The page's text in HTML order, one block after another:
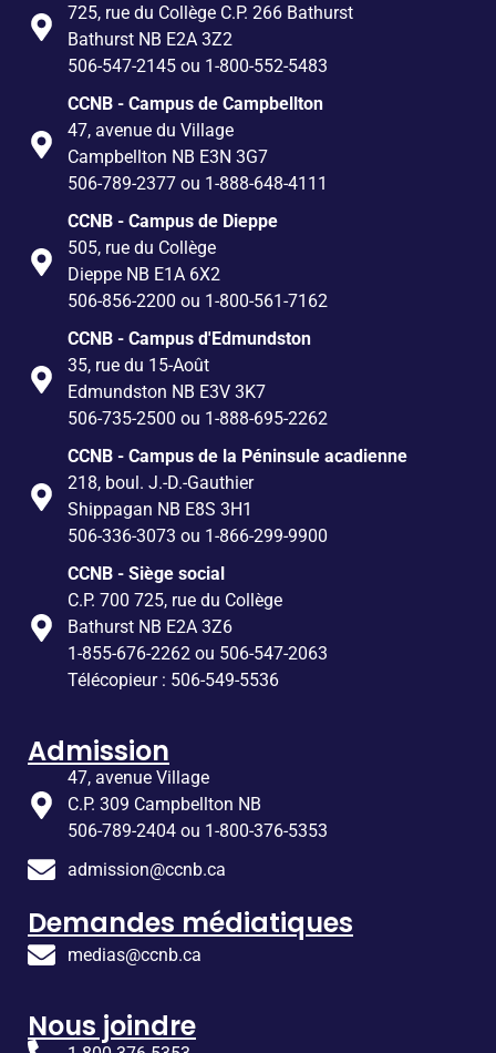
725, rue du Collège C.P. 266 Bathurst
Bathurst NB E2A 3Z2
506-547-2145 ou 1-800-552-5483
CCNB - Campus de Campbellton
47, avenue du Village
Campbellton NB E3N 3G7
506-789-2377 ou 1-888-648-4111
CCNB - Campus de Dieppe
505, rue du Collège
Dieppe NB E1A 6X2
506-856-2200 ou 1-800-561-7162
CCNB - Campus d'Edmundston
35, rue du 15-Août
Edmundston NB E3V 3K7
506-735-2500 ou 1-888-695-2262
CCNB - Campus de la Péninsule acadienne
218, boul. J.-D.-Gauthier
Shippagan NB E8S 3H1
506-336-3073 ou 1-866-299-9900
CCNB - Siège social
C.P. 700 725, rue du Collège
Bathurst NB E2A 3Z6
1-855-676-2262 ou 506-547-2063
Télécopieur : 506-549-5536
Admission
47, avenue Village
C.P. 309 Campbellton NB
506-789-2404 ou 1-800-376-5353
admission@ccnb.ca
Demandes médiatiques
medias@ccnb.ca
Nous joindre